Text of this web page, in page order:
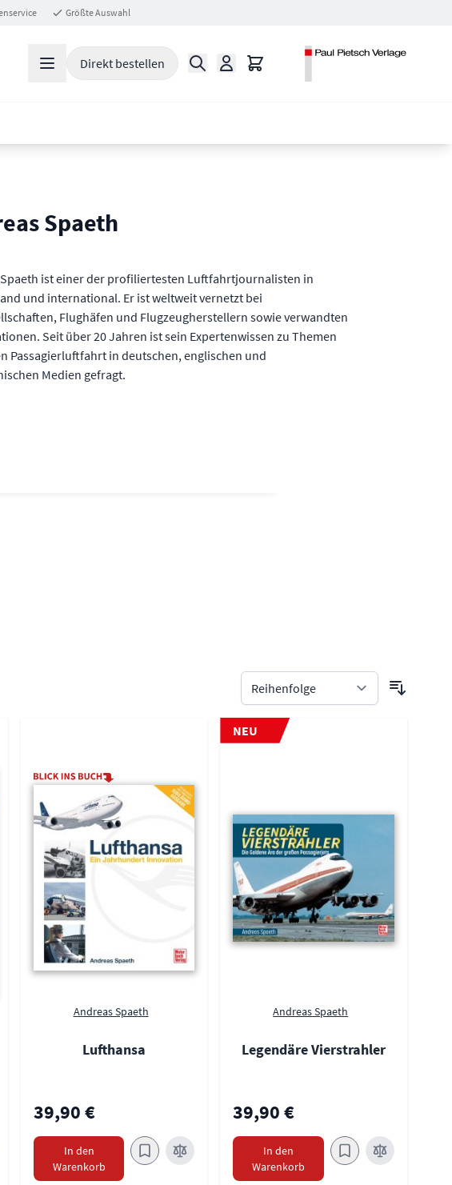
Größte Auswahl
Direkt bestellen Suche Warenkorb
Spaeth
ist einer der profiliertesten Luftfahrtjournalisten in
und international. Er ist weltweit vernetzt bei
Flughäfen und Flugzeugherstellern sowie verwandten
Seit über 20 Jahren ist sein Expertenwissen zu Themen
Passagierluftfahrt in deutschen, englischen und
Medien gefragt.
Andreas Spaeth
Lufthansa
39,90 €
In den
Warenkorb
NEU
Andreas Spaeth
Legendäre Vierstrahler
39,90 €
In den
Warenkorb